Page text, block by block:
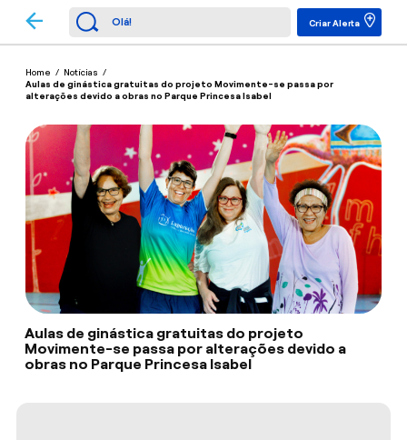
Criar Alerta
Home / Notícias /
Aulas de ginástica gratuitas do projeto Movimente-se passa por
alterações devido a obras no Parque Princesa Isabel
Aulas de ginástica gratuitas do projeto
Movimente-se passa por alterações devido a
obras no Parque Princesa Isabel